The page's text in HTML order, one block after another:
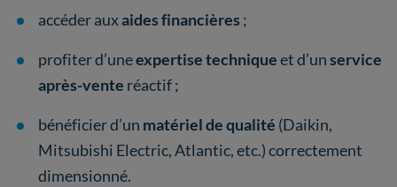
accéder auxaides financières ;
profiter d’uneexpertise techniqueet d’unservice
après-vente réactif ;
bénéficier d’un matériel de qualité (Daikin,
Mitsubishi Electric, Atlantic, etc.) correctement
dimensionné.